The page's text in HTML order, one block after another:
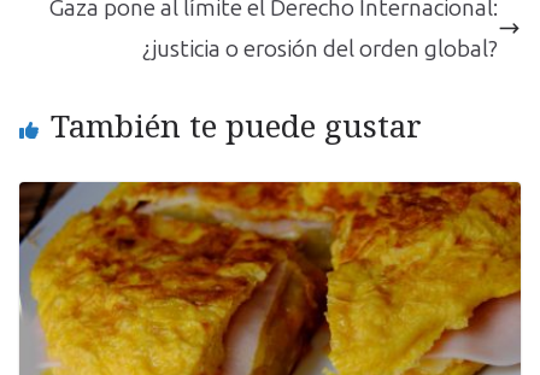
Gaza pone al límite el Derecho Internacional:
¿justicia o erosión del orden global?
También te puede gustar